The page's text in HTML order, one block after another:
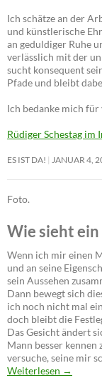
Ich schätze an der
und künstlerische
an geduldiger Ruhe
verlässlich mit der
sucht konsequent
Pfade und bleibt
Ich bedanke mich
Rüdiger Schestag im
ES IST DA! JANUAR 4,
Foto.
Wie sieht ein
Wenn ich mir einen
und an seine
sein Aussehen
Dann bewegt sich
ich noch nicht mal
doch bleibt die
Das Gesicht ändert
Mann besser
versuche, seine mir
Weiterlesen →